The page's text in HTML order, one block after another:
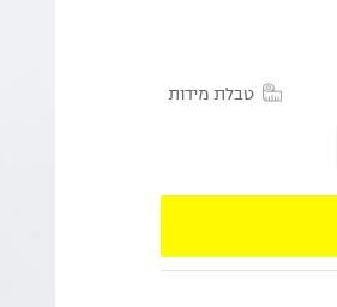
טבלת מידות